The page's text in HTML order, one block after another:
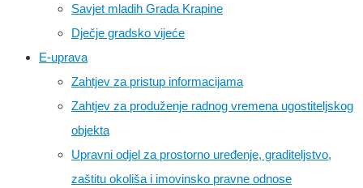
Savjet mladih Grada Krapine
Dječje gradsko vijeće
E-uprava
Zahtjev za pristup informacijama
Zahtjev za produženje radnog vremena ugostiteljskog
objekta
Upravni odjel za prostorno uređenje, graditeljstvo,
zaštitu okoliša i imovinsko pravne odnose